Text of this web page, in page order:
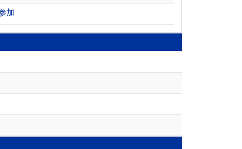
加